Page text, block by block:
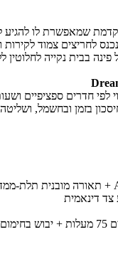
לחריצים צמוד
חדרים ספציפיים
בזמן ובחשמל,
דינאמית